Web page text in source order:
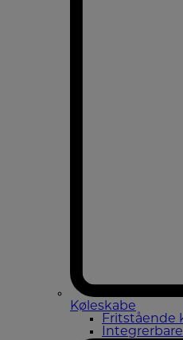
Køleskabe
Fritstående